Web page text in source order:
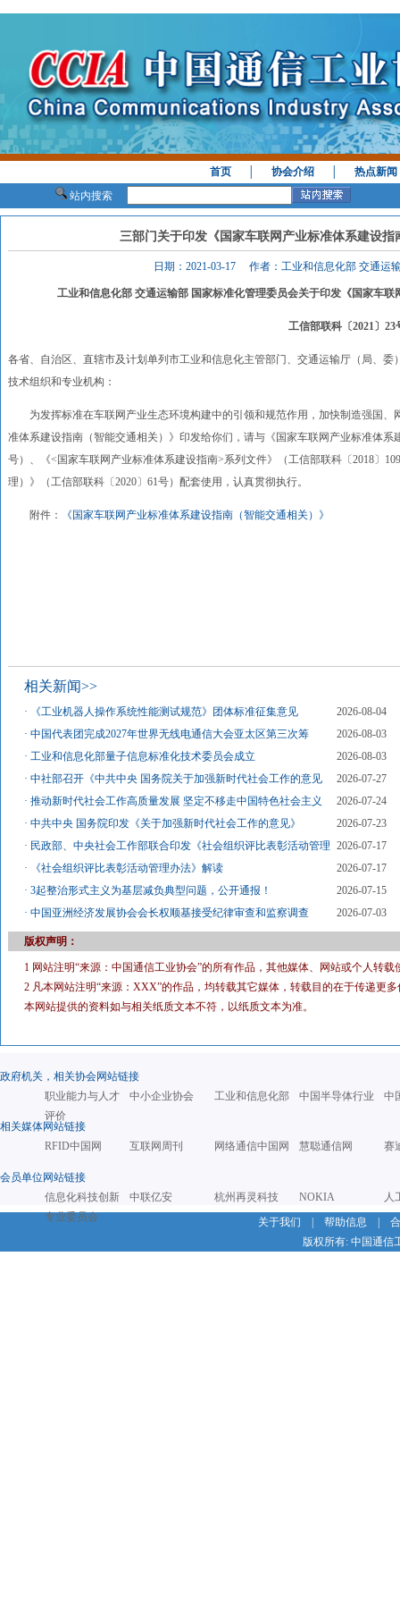
首页 │协会介绍 │热点新闻
站内搜索
三部门关于印发《国家车联网产业标准体系建设
日期：2021-03-17 作者：工业和信息化部 交通运
工业和信息化部 交通运输部 国家标准化管理委员会关于印发《国家车
工信部联科〔2021〕23
各省、自治区、直辖市及计划单列市工业和信息化主管部门、交通运输厅（局、
技术组织和专业机构：
为发挥标准在车联网产业生态环境构建中的引领和规范作用，加快制造强国
准体系建设指南（智能交通相关）》印发给你们，请与《国家车联网产业标准体系
号）、《<国家车联网产业标准体系建设指南>系列文件》（工信部联科〔2018〕
理）》（工信部联科〔2020〕61号）配套使用，认真贯彻执行。
附件： 《国家车联网产业标准体系建设指南（智能交通相关）》
相关新闻>>
· 《工业机器人操作系统性能测试规范》团体标准征集意见
2026-08-04
·中国代表团完成2027年世界无线电通信大会亚太区第三次筹
2026-08-03
·工业和信息化部量子信息标准化技术委员会成立
2026-08-03
·中社部召开《中共中央 国务院关于加强新时代社会工作的意见
2026-07-27
·推动新时代社会工作高质量发展 坚定不移走中国特色社会主义
2026-07-24
·中共中央 国务院印发《关于加强新时代社会工作的意见》
2026-07-23
· 民政部、中央社会工作部联合印发《社会组织评比表彰活动管理
2026-07-17
·
《社会组织评比表彰活动管理办法》解读
2026-07-17
·3起整治形式主义为基层减负典型问题，公开通报！
2026-07-15
·中国亚洲经济发展协会会长权顺基接受纪律审查和监察调查 2026-07-03
版权声明：
1 网站注明“来源：中国通信工业协会”的所有作品，其他媒体、网站或个人转
2 凡本网站注明“来源：XXX”的作品，均转载其它媒体，转载目的在于传递更
本网站提供的资料如与相关纸质文本不符，以纸质文本为准。
政府机关，相关协会网站链接
职业能力与人才
评价
中小企业协会 工业和信息化部 中国半导体行业 中
相关媒体网站链接
RFID中国网
互联网周刊 网络通信中国网 慧聪通信网 赛
会员单位网站链接
信息化科技创新
专业委员会
中联亿安 杭州再灵科技 NOKIA
人
关于我们
帮助信息
版权所有: 中国通信